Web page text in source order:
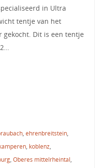
in Ultra
tentje van het
gekocht. Dit is een tentje
, ehrenbreitstein,
, koblenz,
, Oberes mittelrheintal,